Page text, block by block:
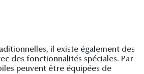
il existe également des
des fonctionnalités spéciales. Par
peuvent être équipées de